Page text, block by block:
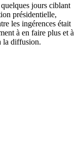
jours ciblant
présidentielle,
les ingérences était
à en faire plus et à
la diffusion.